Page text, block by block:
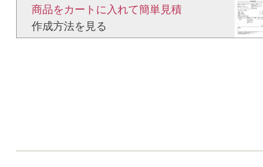
商品をカートに入れて簡単見積​
作成方法を見る​​